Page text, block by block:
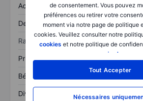
de consentement. Vous pouvez
préférences ou retirer votre
moment via notre page de politique
cookies. Veuillez consulter notre
cookies et notre politique de
savoir plus
Tout Accepter
Nécessaires
Actifs totaux
Dette totale
Ratios
Prix / ventes
Bénéfice par action
Dividende par action